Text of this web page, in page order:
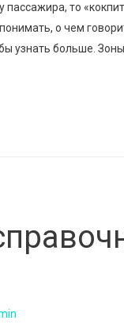
то
о чем
узнать больше.